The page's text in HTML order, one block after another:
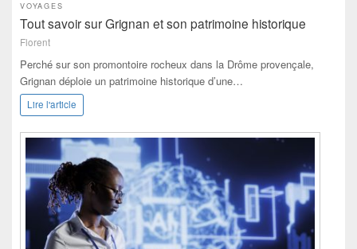
VOYAGES
Tout savoir sur Grignan et son patrimoine historique
Florent
Perché sur son promontoire rocheux dans la Drôme provençale,
Grignan déploie un patrimoine historique d’une…
Lire l'article